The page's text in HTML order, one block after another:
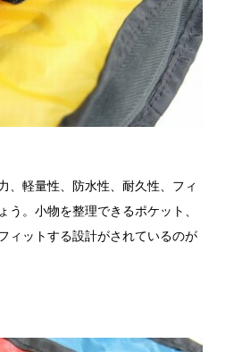
、軽量性、防水性、耐久性、フィ
う。小物を整理できるポケット、
ィットする設計がされているのが